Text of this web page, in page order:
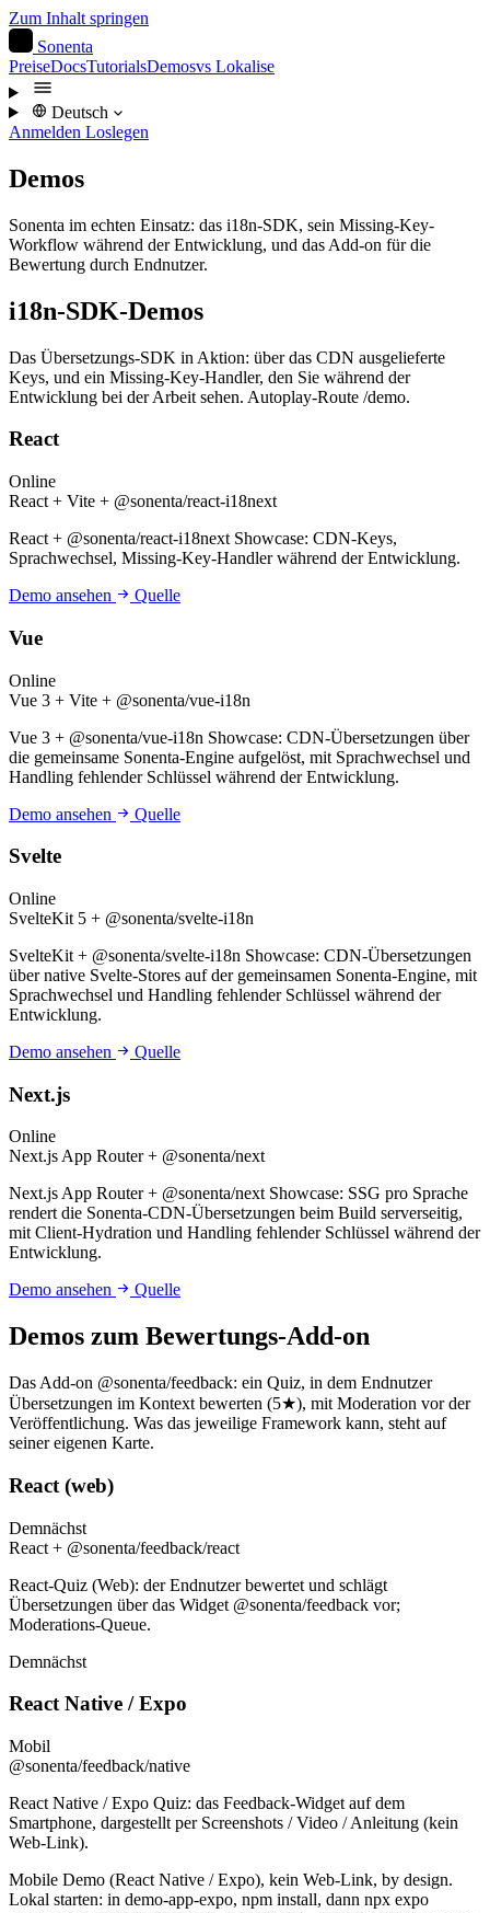
Zum Inhalt springen
Sonenta
PreiseDocsTutorialsDemosvs Lokalise
Deutsch
Anmelden Loslegen
Demos
Sonenta im echten Einsatz: das i18n-SDK, sein Missing-Key-
Workflow während der Entwicklung, und das Add-on für die
Bewertung durch Endnutzer.
i18n-SDK-Demos
Das Übersetzungs-SDK in Aktion: über das CDN ausgelieferte
Keys, und ein Missing-Key-Handler, den Sie während der
Entwicklung bei der Arbeit sehen. Autoplay-Route /demo.
React
Online
React + Vite + @sonenta/react-i18next
React + @sonenta/react-i18next Showcase: CDN-Keys,
Sprachwechsel, Missing-Key-Handler während der Entwicklung.
Demo ansehen
Quelle
Vue
Online
Vue 3 + Vite + @sonenta/vue-i18n
Vue 3 + @sonenta/vue-i18n Showcase: CDN-Übersetzungen über
die gemeinsame Sonenta-Engine aufgelöst, mit Sprachwechsel und
Handling fehlender Schlüssel während der Entwicklung.
Demo ansehen
Quelle
Svelte
Online
SvelteKit 5 + @sonenta/svelte-i18n
SvelteKit + @sonenta/svelte-i18n Showcase: CDN-Übersetzungen
über native Svelte-Stores auf der gemeinsamen Sonenta-Engine, mit
Sprachwechsel und Handling fehlender Schlüssel während der
Entwicklung.
Demo ansehen
Quelle
Next.js
Online
Next.js App Router + @sonenta/next
Next.js App Router + @sonenta/next Showcase: SSG pro Sprache
rendert die Sonenta-CDN-Übersetzungen beim Build serverseitig,
mit Client-Hydration und Handling fehlender Schlüssel während der
Entwicklung.
Demo ansehen
Quelle
Demos zum Bewertungs-Add-on
Das Add-on @sonenta/feedback: ein Quiz, in dem Endnutzer
Übersetzungen im Kontext bewerten (5★), mit Moderation vor der
Veröffentlichung. Was das jeweilige Framework kann, steht auf
seiner eigenen Karte.
React (web)
Demnächst
React + @sonenta/feedback/react
React-Quiz (Web): der Endnutzer bewertet und schlägt
Übersetzungen über das Widget @sonenta/feedback vor;
Moderations-Queue.
Demnächst
React Native / Expo
Mobil
@sonenta/feedback/native
React Native / Expo Quiz: das Feedback-Widget auf dem
Smartphone, dargestellt per Screenshots / Video / Anleitung (kein
Web-Link).
Mobile Demo (React Native / Expo), kein Web-Link, by design.
Lokal starten: in demo-app-expo, npm install, dann npx expo